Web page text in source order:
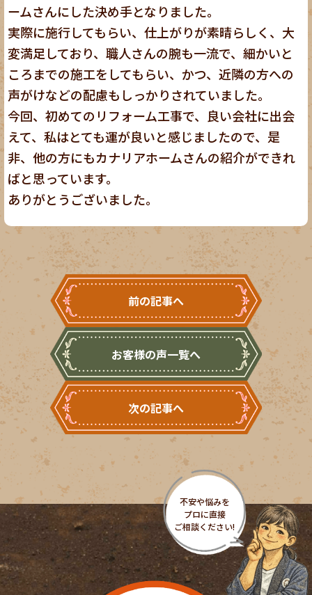
ームさんにした決め手となりました。
実際に施行してもらい、仕上がりが素晴らしく、大
変満足しており、職人さんの腕も一流で、細かいと
ころまでの施工をしてもらい、かつ、近隣の方への
声がけなどの配慮もしっかりされていました。
今回、初めてのリフォーム工事で、良い会社に出会
えて、私はとても運が良いと感じましたので、是
非、他の方にもカナリアホームさんの紹介ができれ
ばと思っています。
ありがとうございました。
前の記事へ
お客様の声一覧へ
次の記事へ